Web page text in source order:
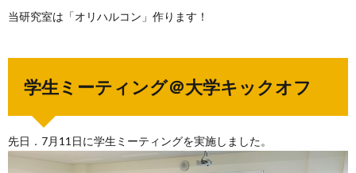
当研究室は「オリハルコン」作ります！
学生ミーティング＠大学キックオフ
先日．7月11日に学生ミーティングを実施しました。